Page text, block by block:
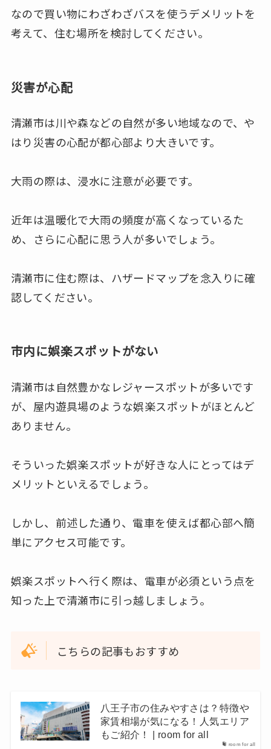
なので買い物にわざわざバスを使うデメリットを
考えて、住む場所を検討してください。
災害が心配
清瀬市は川や森などの自然が多い地域なので、や
はり災害の心配が都心部より大きいです。
大雨の際は、浸水に注意が必要です。
近年は温暖化で大雨の頻度が高くなっているた
め、さらに心配に思う人が多いでしょう。
清瀬市に住む際は、ハザードマップを念入りに確
認してください。
市内に娯楽スポットがない
清瀬市は自然豊かなレジャースポットが多いです
が、屋内遊具場のような娯楽スポットがほとんど
ありません。
そういった娯楽スポットが好きな人にとってはデ
メリットといえるでしょう。
しかし、前述した通り、電車を使えば都心部へ簡
単にアクセス可能です。
娯楽スポットへ行く際は、電車が必須という点を
知った上で清瀬市に引っ越しましょう。
こちらの記事もおすすめ
room for all
八王子市の住みやすさは？特徴や
家賃相場が気になる！人気エリア
もご紹介！ | room for all